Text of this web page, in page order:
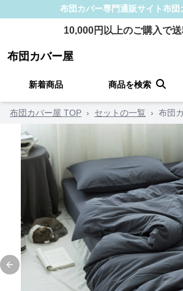
布団カバー専門通販サイト布団
10,000円以上のご購入で
布団カバー屋
新着商品 商品を検索
布団カバー屋 TOP › セットの一覧 › 布団
Previous slide